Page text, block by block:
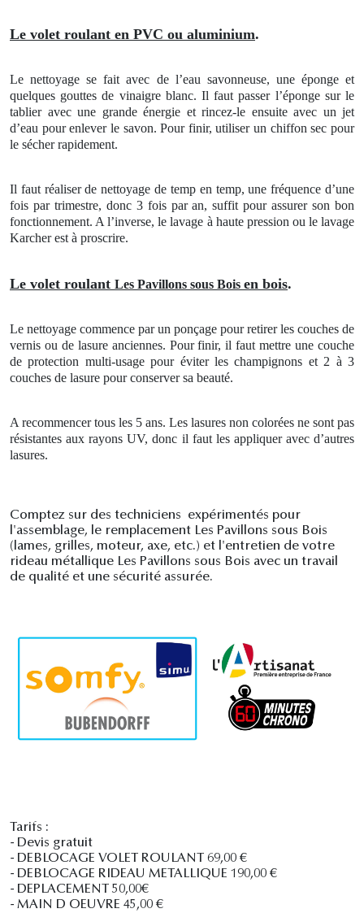
Le volet roulant en PVC ou aluminium.
Le nettoyage se fait avec de l’eau savonneuse, une éponge et
quelques gouttes de vinaigre blanc. Il faut passer l’éponge sur le
tablier avec une grande énergie et rincez-le ensuite avec un jet
d’eau pour enlever le savon. Pour finir, utiliser un chiffon sec pour
le sécher rapidement.
Il faut réaliser de nettoyage de temp en temp, une fréquence d’une
fois par trimestre, donc 3 fois par an, suffit pour assurer son bon
fonctionnement. A l’inverse, le lavage à haute pression ou le lavage
Karcher est à proscrire.
Le volet roulant Les Pavillons sous Bois en bois.
Le nettoyage commence par un ponçage pour retirer les couches de
vernis ou de lasure anciennes. Pour finir, il faut mettre une couche
de protection multi-usage pour éviter les champignons et 2 à 3
couches de lasure pour conserver sa beauté.
A recommencer tous les 5 ans. Les lasures non colorées ne sont pas
résistantes aux rayons UV, donc il faut les appliquer avec d’autres
lasures.
Comptez sur des techniciens expérimentés pour
l'assemblage, le remplacement Les Pavillons sous Bois
(lames, grilles, moteur, axe, etc.) et l'entretien de votre
rideau métallique Les Pavillons sous Bois avec un travail
de qualité et une sécurité assurée.
Tarifs :
- Devis gratuit
- DEBLOCAGE VOLET ROULANT 69,00 €
- DEBLOCAGE RIDEAU METALLIQUE 190,00 €
- DEPLACEMENT 50,00€
- MAIN D OEUVRE 45,00 €